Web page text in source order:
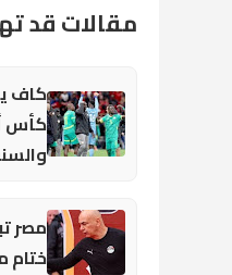
مقالات قد
كاف
مصر
ختام